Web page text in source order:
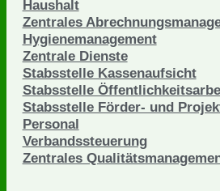
Haushalt
Zentrales
Hygienemanagement
Zentrale Dienste
Stabsstelle Kassenaufsicht
Stabsstelle
Stabsstelle Förder- und
Personal
Verbandssteuerung
Zentrales